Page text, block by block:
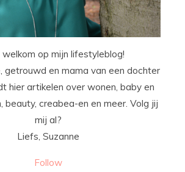
welkom op mijn lifestyleblog!
getrouwd en mama van een dochter
hier artikelen over wonen, baby en
beauty, creabea-en en meer. Volg jij
mij al?
Liefs, Suzanne
Follow